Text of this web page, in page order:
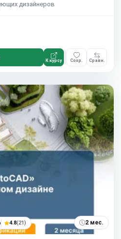
дизайнеров
К курсу Сохр. Сравн.
4.8(21) 2 мес.